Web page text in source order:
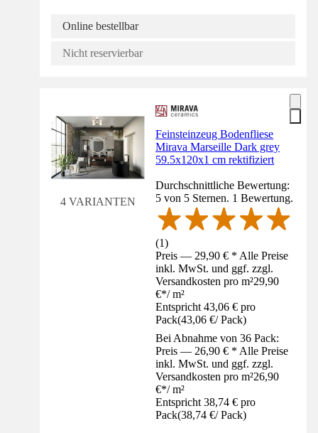
Online bestellbar
Nicht reservierbar
4 VARIANTEN
Feinsteinzeug Bodenfliese
Mirava Marseille Dark grey
59.5x120x1 cm rektifiziert
Durchschnittliche Bewertung:
5 von 5 Sternen. 1 Bewertung.
(1)
Preis — 29,90 € * Alle Preise
inkl. MwSt. und ggf. zzgl.
Versandkosten pro m²29,90
€*/ m²
Entspricht 43,06 € pro
Pack(43,06 €/ Pack)
Bei Abnahme von 36 Pack:
Preis — 26,90 € * Alle Preise
inkl. MwSt. und ggf. zzgl.
Versandkosten pro m²26,90
€*/ m²
Entspricht 38,74 € pro
Pack(38,74 €/ Pack)